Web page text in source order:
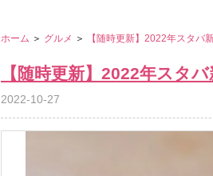
ホーム ＞ グルメ ＞ 【随時更新】2022年スタバ
【随時更新】2022年スタ
2022-10-27